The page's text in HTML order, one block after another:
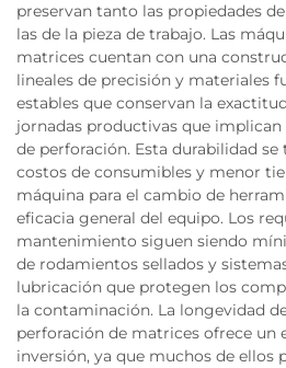
preservan tanto las propiedades
las de la pieza de trabajo. Las
matrices cuentan con una
lineales de precisión y materiales
estables que conservan la
jornadas productivas que
de perforación. Esta durabilidad
costos de consumibles y menor
máquina para el cambio de
eficacia general del equipo. Los
mantenimiento siguen siendo
de rodamientos sellados y
lubricación que protegen los
la contaminación. La longevidad
perforación de matrices ofrece un
inversión, ya que muchos de ellos